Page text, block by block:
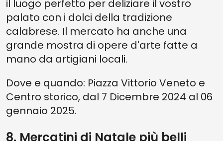
il luogo perfetto per deliziare il vostro
palato con i dolci della tradizione
calabrese. Il mercato ha anche una
grande mostra di opere d'arte fatte a
mano da artigiani locali.
Dove e quando: Piazza Vittorio Veneto e
Centro storico, dal 7 Dicembre 2024 al 06
gennaio 2025.
8. Mercatini di Natale più belli